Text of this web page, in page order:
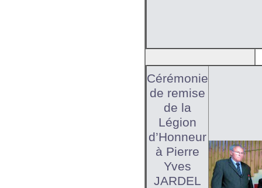
Cérémonie
de remise
de la
Légion
d’Honneur
à Pierre
Yves
JARDEL